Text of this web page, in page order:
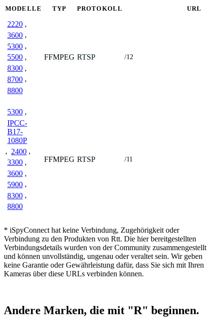
MODELLE TYP PROTOKOLL URL
2220 ,
3600 ,
5300 ,
5500 ,
8300 ,
8700 ,
8800
FFMPEG RTSP /12
5300 ,
IPCC-
B17-
1080P
, 2400 ,
3300 ,
3600 ,
5900 ,
8300 ,
8800
FFMPEG RTSP /11
* iSpyConnect hat keine Verbindung, Zugehörigkeit oder
Verbindung zu den Produkten von Rtt. Die hier bereitgestellten
Verbindungsdetails wurden von der Community zusammengestellt
und können unvollständig, ungenau oder veraltet sein. Wir geben
keine Garantie oder Gewährleistung dafür, dass Sie sich mit Ihren
Kameras über diese URLs verbinden können.
Andere Marken, die mit "R" beginnen.